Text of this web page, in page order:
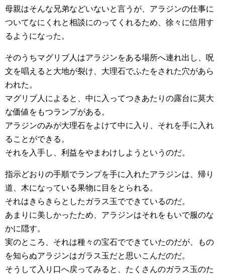
母親はそんな兄弟などいないと言うが、アラジンの仕事に
ついてなにくれと相談にのってくれるため、徐々に信用す
るようになった。
そのうちマグリブ人はアラジンをある場所へ連れ出し、呪
文を唱えると大地が裂け、大理石でふたをされた穴があら
われた。
マグリブ人によると、中に入ってつきあたりの露台に莫大
な価値をもつランプがある。
アラジンのみが大理石をよけて中に入り、それを手に入れ
ることができる。
それを入手し、利益をやまわけしようというのだ。
指示どおりの手順でランプを手に入れたアラジンは、帰り
道、木になっている果物に目をとられる。
それはきらきらとしたガラス玉でできているのだ。
あまりに美しかったため、アラジンはそれをもいで服のな
かに隠す。
実のところ、それは種々の宝石でできていたのだが、もの
を知らぬアラジンはガラス玉だと思いこんだのだ。
そうして入り口へ戻ってみると、たくさんのガラス玉のた